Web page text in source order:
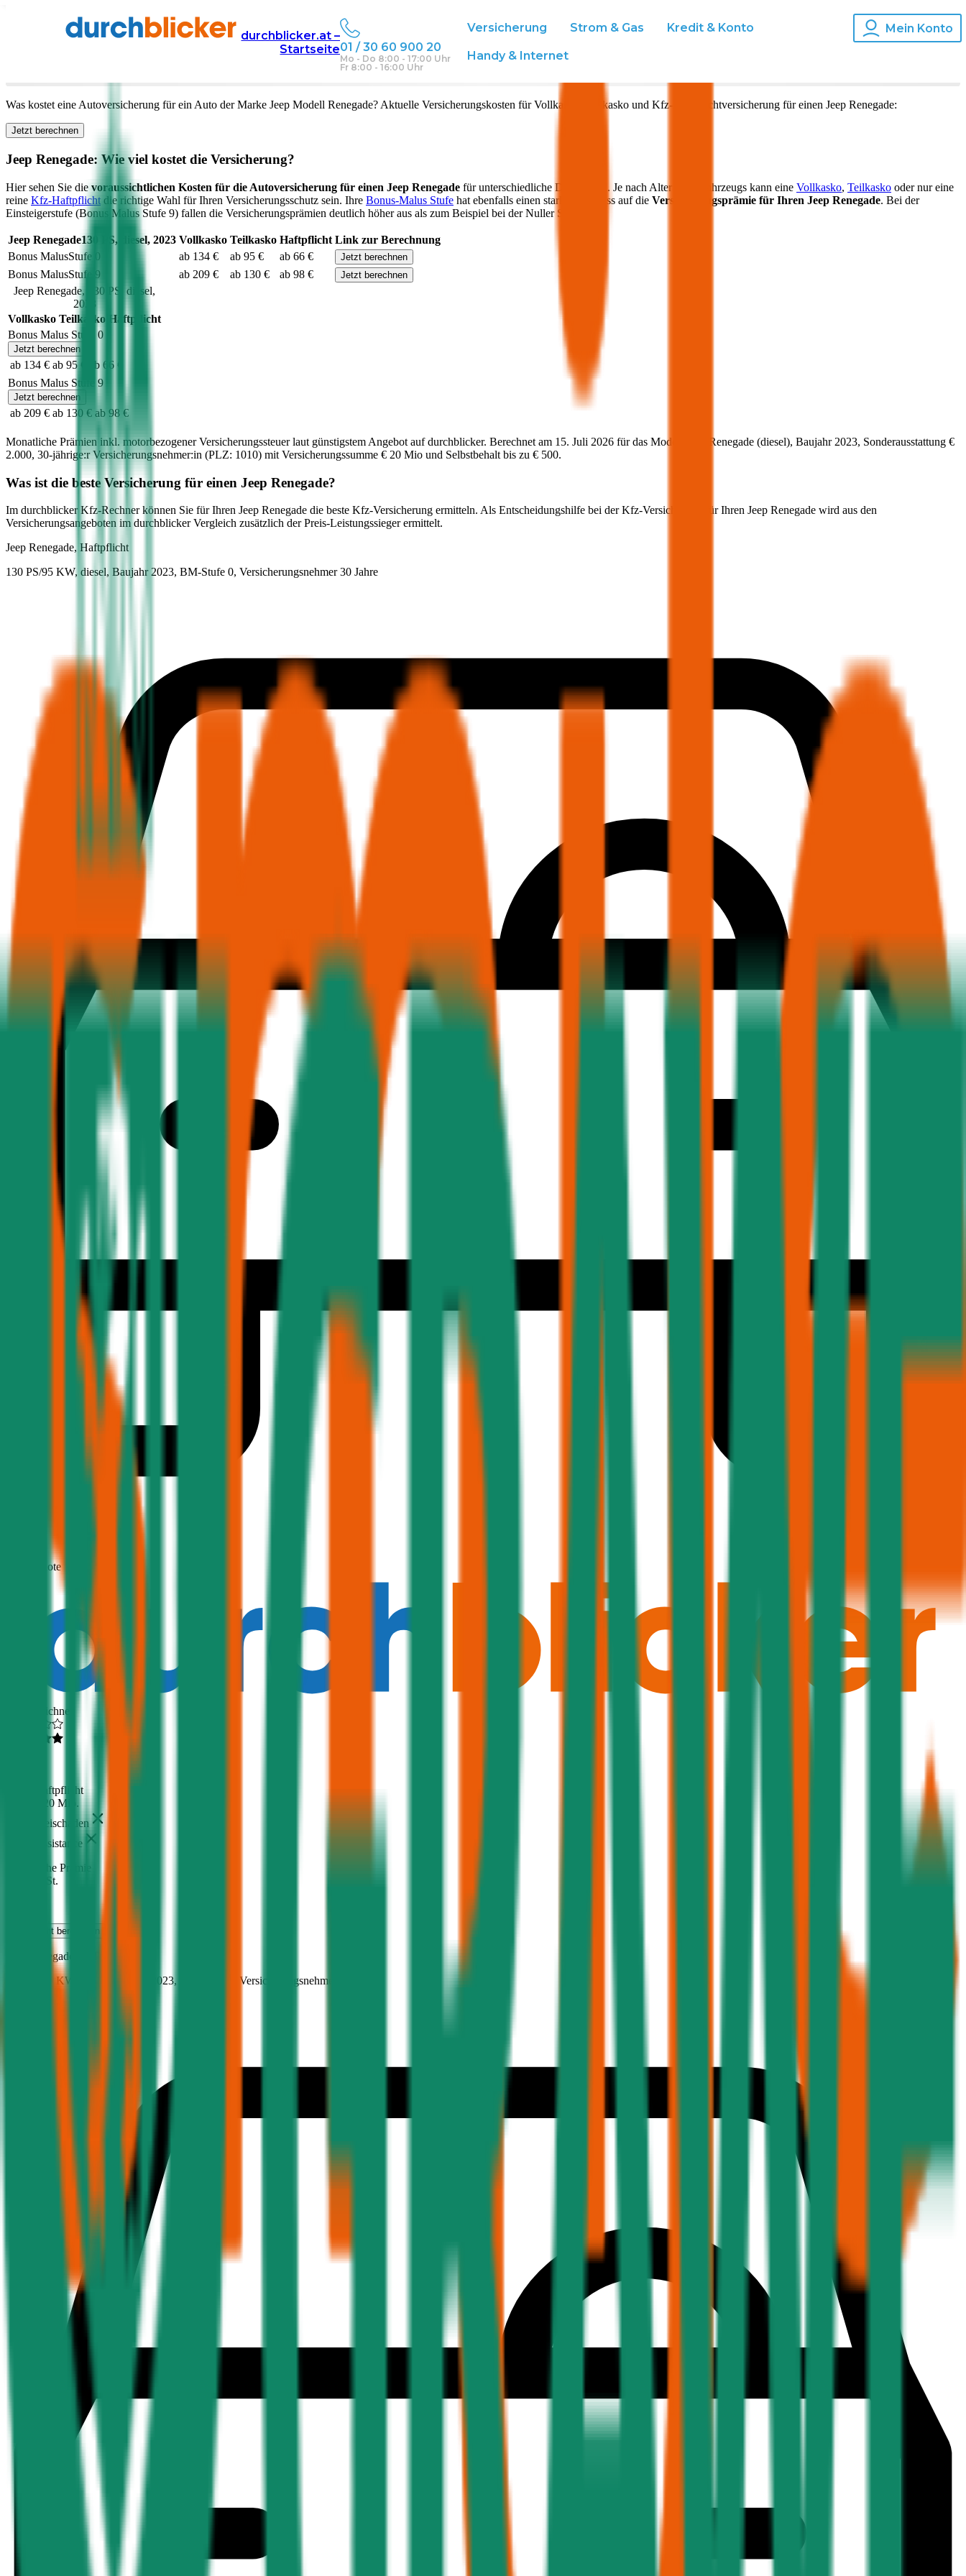
durchblicker.at –
Startseite01 / 30 60 900 20
Mo - Do 8:00 - 17:00 Uhr
Fr 8:00 - 16:00 Uhr
Versicherung Strom & Gas Kredit & Konto
Handy & Internet
Mein Konto
Autoversicherung Jeep
in Österreich
Was kostet eine Autoversicherung für ein Auto der Marke Jeep Modell Renegade? Aktuelle Versicherungskosten für Vollkasko, Teilkasko und Kfz-Haftpflichtversicherung für einen Jeep Renegade:
Jetzt berechnen
Jeep Renegade: Wie viel kostet die Versicherung?
Hier sehen Sie die voraussichtlichen Kosten für die Autoversicherung für einen Jeep Renegade für unterschiedliche Deckungen. Je nach Alter Ihres Fahrzeugs kann eine Vollkasko, Teilkasko oder nur eine
reine Kfz-Haftpflicht die richtige Wahl für Ihren Versicherungsschutz sein. Ihre Bonus-Malus Stufe hat ebenfalls einen starken Einfluss auf die Versicherungsprämie für Ihren Jeep Renegade. Bei der
Einsteigerstufe (Bonus Malus Stufe 9) fallen die Versicherungsprämien deutlich höher aus als zum Beispiel bei der Nuller Stufe.
Jeep Renegade130 PS, diesel, 2023 Vollkasko Teilkasko Haftpflicht Link zur Berechnung
Bonus MalusStufe 0 ab 134 € ab 95 € ab 66 € Jetzt berechnen
Bonus MalusStufe 9 ab 209 € ab 130 € ab 98 € Jetzt berechnen
Jeep Renegade, 130 PS, diesel,
2023
Vollkasko Teilkasko Haftpflicht
Bonus Malus Stufe 0
Jetzt berechnen
ab 134 € ab 95 €
ab 66 €
Bonus Malus Stufe 9
Jetzt berechnen
ab 209 € ab 130 € ab 98 €
Monatliche Prämien inkl. motorbezogener Versicherungssteuer laut günstigstem Angebot auf durchblicker. Berechnet am 15. Juli 2026 für das Modell Renegade (diesel), Baujahr 2023, Sonderausstattung €
2.000, 30-jährige:rVersicherungsnehmer:in (PLZ: 1010) mit Versicherungssumme € 20 Mio und Selbstbehalt bis zu € 500.
Was ist die beste Versicherung für einen Jeep Renegade?
Im durchblicker Kfz-Rechner können Sie für Ihren Jeep Renegade die beste Kfz-Versicherung ermitteln. Als Entscheidungshilfe bei der Kfz-Versicherung für Ihren Jeep Renegade wird aus den
Versicherungsangeboten im durchblicker Vergleich zusätzlich der Preis-Leistungssieger ermittelt.
Jeep Renegade, Haftpflicht
130 PS/95 KW, diesel, Baujahr 2023, BM-Stufe 0, Versicherungsnehmer 30 Jahre
Produktnote
Ausgezeichnet
Haftpflicht
€ 20 Mio.
Freischaden
Assistance
Monatliche Prämie
inkl. mVSt.
Haftpflicht berechnen
Renegade, Teilkasko
130 PS/95 KW, diesel, Baujahr 2023,
, Versicherungsnehmer 30 Jahre